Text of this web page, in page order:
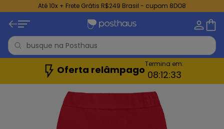
Até 10x + Frete Grátis R$249 Brasil - cupom 8DO8
Oferta relâmpagoTermina em:
08:12:31